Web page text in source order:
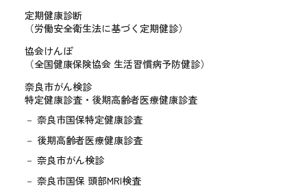
定期健康診断
（労働安全衛生法に基づく定期健診）
協会けんぽ
（全国健康保険協会 生活習慣病予防健診）
奈良市がん検診
特定健康診査・後期高齢者医療健康診査
奈良市国保特定健康診査
後期高齢者医療健康診査
奈良市がん検診
奈良市国保 頭部MRI検査